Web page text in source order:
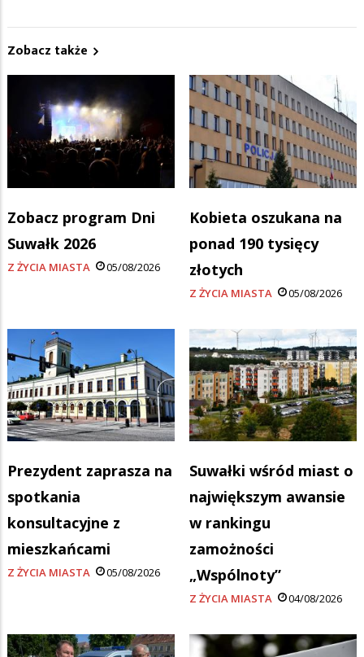
Zobacz także
Zobacz program Dni
Suwałk 2026
Z ŻYCIA MIASTA 05/08/2026
Kobieta oszukana na
ponad 190 tysięcy
złotych
Z ŻYCIA MIASTA 05/08/2026
Prezydent zaprasza na
spotkania
konsultacyjne z
mieszkańcami
Z ŻYCIA MIASTA 05/08/2026
Suwałki wśród miast o
największym awansie
w rankingu
zamożności
„Wspólnoty”
Z ŻYCIA MIASTA 04/08/2026